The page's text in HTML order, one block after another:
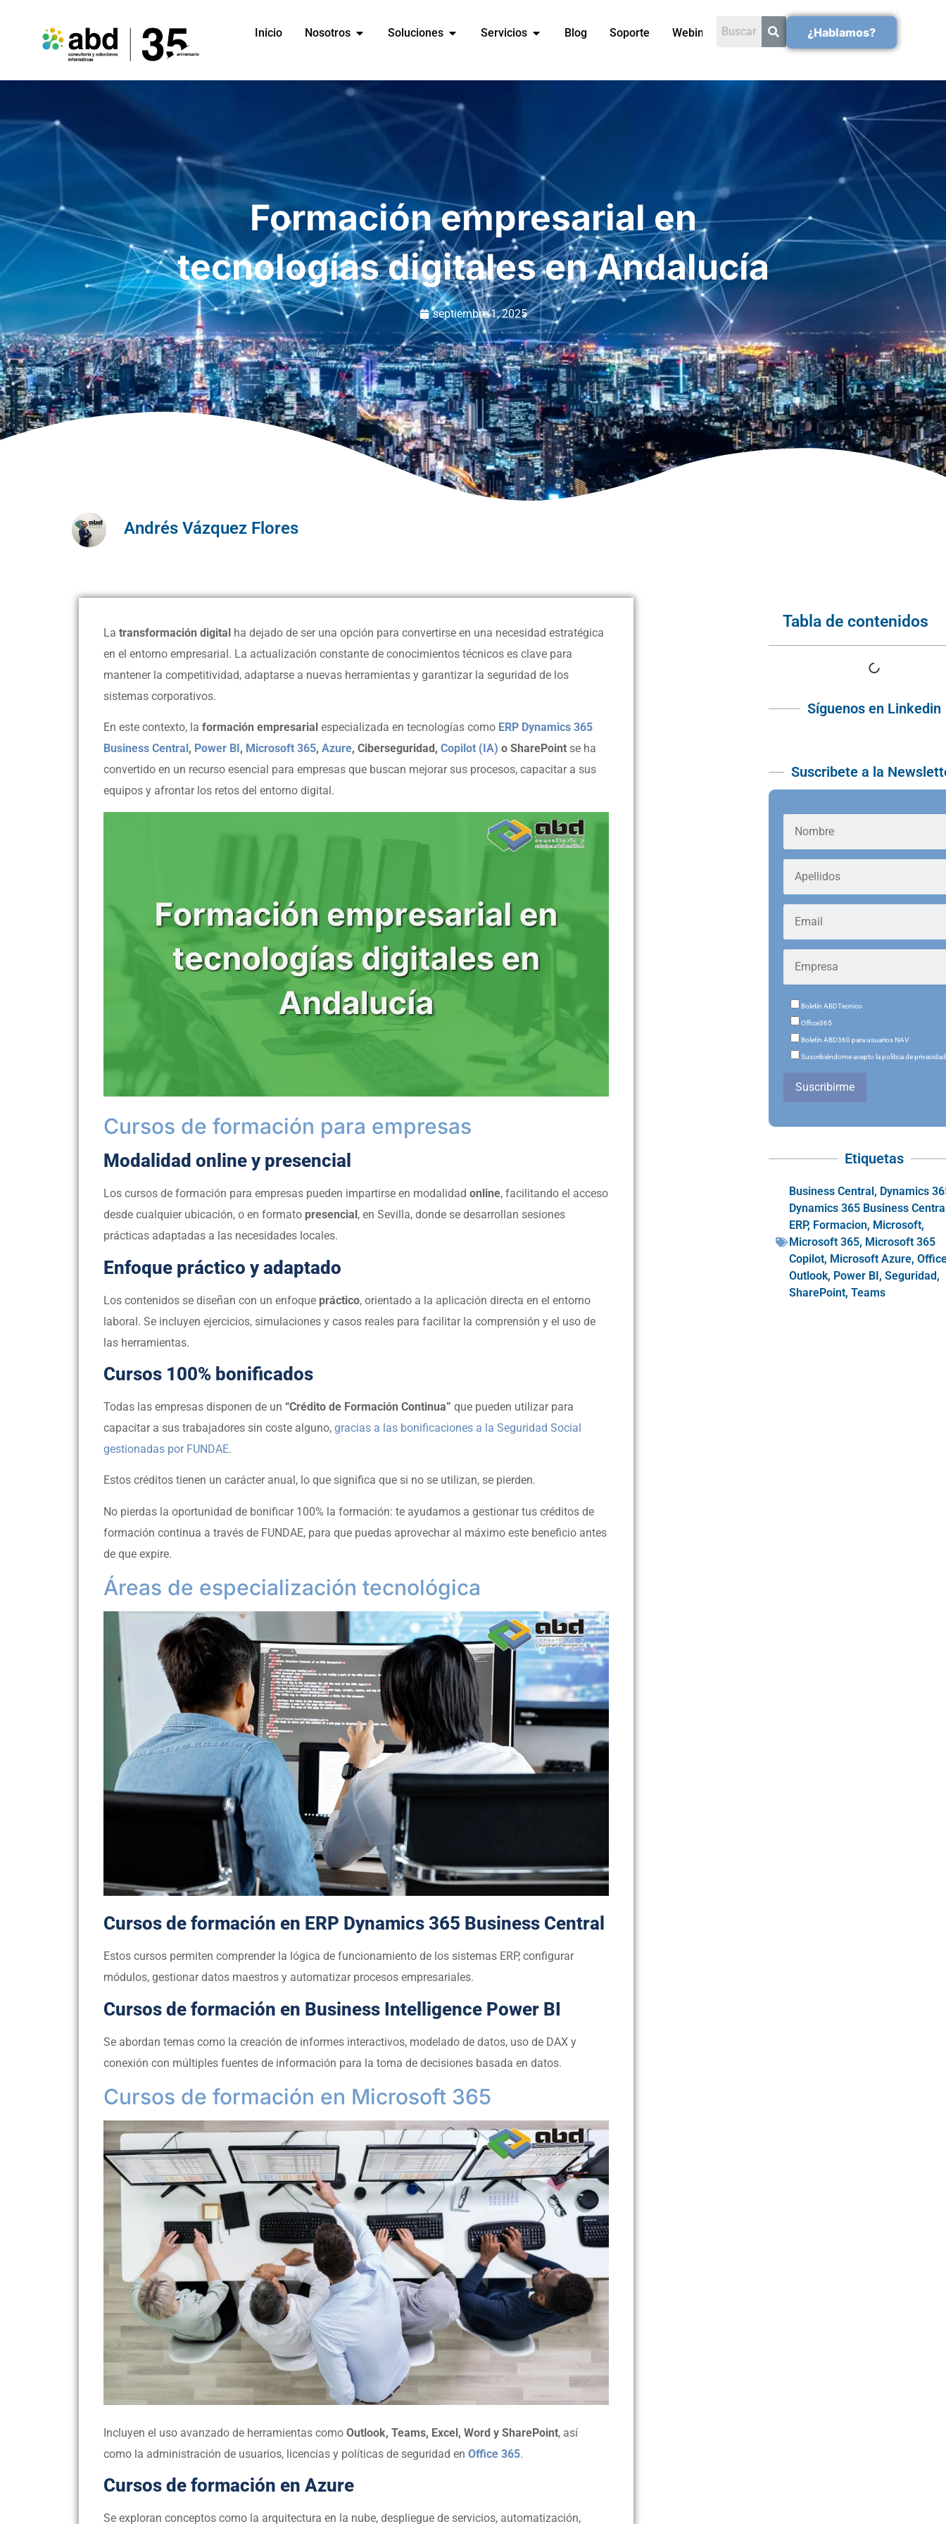
Inicio Nosotros Soluciones Servicios Blog Soporte Webinars ¿Hablamos?
Formación empresarial en
tecnologías digitales en Andalucía
septiembre 1, 2025
Andrés Vázquez Flores
La transformación digital ha dejado de ser una opción para convertirse en una necesidad estratégica
en el entorno empresarial. La actualización constante de conocimientos técnicos es clave para
mantener la competitividad, adaptarse a nuevas herramientas y garantizar la seguridad de los
sistemas corporativos.
En este contexto, la formación empresarial especializada en tecnologías como ERP Dynamics 365
Business Central , Power BI , Microsoft 365, Azure, Ciberseguridad, Copilot (IA) o SharePoint se ha
convertido en un recurso esencial para empresas que buscan mejorar sus procesos, capacitar a sus
equipos y afrontar los retos del entorno digital.
Cursos de formación para empresas
Modalidad online y presencial
Los cursos de formación para empresas pueden impartirse en modalidad online, facilitando el acceso
desde cualquier ubicación, o en formato presencial, en Sevilla, donde se desarrollan sesiones
prácticas adaptadas a las necesidades locales.
Enfoque práctico y adaptado
Los contenidos se diseñan con un enfoque práctico, orientado a la aplicación directa en el entorno
laboral. Se incluyen ejercicios, simulaciones y casos reales para facilitar la comprensión y el uso de
las herramientas.
Cursos 100% bonificados
Todas las empresas disponen de un “Crédito de Formación Continua” que pueden utilizar para
capacitar a sus trabajadores sin coste alguno, gracias a las bonificaciones a la Seguridad Social
gestionadas por FUNDAE.
Estos créditos tienen un carácter anual, lo que significa que si no se utilizan, se pierden.
No pierdas la oportunidad de bonificar 100% la formación: te ayudamos a gestionar tus créditos de
formación continua a través de FUNDAE, para que puedas aprovechar al máximo este beneficio antes
de que expire.
Áreas de especialización tecnológica
Cursos de formación en ERP Dynamics 365 Business Central
Estos cursos permiten comprender la lógica de funcionamiento de los sistemas ERP, configurar
módulos, gestionar datos maestros y automatizar procesos empresariales.
Cursos de formación en Business Intelligence Power BI
Se abordan temas como la creación de informes interactivos, modelado de datos, uso de DAX y
conexión con múltiples fuentes de información para la toma de decisiones basada en datos.
Cursos de formación en Microsoft 365
Incluyen el uso avanzado de herramientas como Outlook, Teams, Excel, Word y SharePoint, así
como la administración de usuarios, licencias y políticas de seguridad en Office 365.
Cursos de formación en Azure
Se exploran conceptos como la arquitectura en la nube, despliegue de servicios, automatización,
Tabla de contenidos
Síguenos en Linkedin
Suscribete a la
Boletín ABDTecnico
Office365
Boletín ABD360 para usuarios NAV
Suscribiéndome acepto la política de privacidad
Suscribirme
Etiquetas
Business Central, Dynamics
Dynamics 365 Business
ERP, Formacion, Microsoft,
Microsoft 365, Microsoft 365
Copilot, Microsoft Azure,
Outlook, Power BI,Seguridad,
SharePoint,Teams